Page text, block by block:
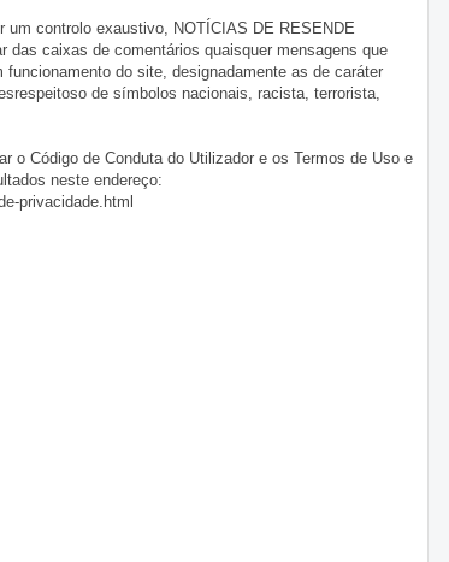
um controlo exaustivo, NOTÍCIAS DE RESENDE
das caixas de comentários quaisquer mensagens que
do site, designadamente as de caráter
de símbolos nacionais, racista, terrorista,
o Código de Conduta do Utilizador e os Termos de Uso e
neste endereço:
privacidade.html